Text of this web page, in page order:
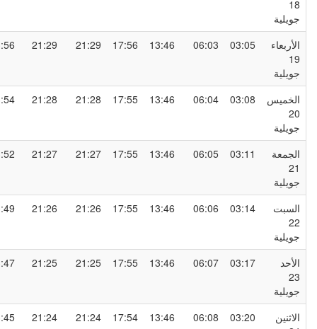
03:05
06:03
13:46
17:56
21:29
21:29
23:56
03:08
06:04
13:46
17:55
21:28
21:28
23:54
03:11
06:05
13:46
17:55
21:27
21:27
23:52
03:14
06:06
13:46
17:55
21:26
21:26
23:49
03:17
06:07
13:46
17:55
21:25
21:25
23:47
03:20
06:08
13:46
17:54
21:24
21:24
23:45